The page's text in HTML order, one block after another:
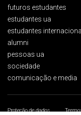
futuros estudantes
estudantes ua
estudantes
alumni
pessoas ua
sociedade
comunicação e media
Proteção de dados